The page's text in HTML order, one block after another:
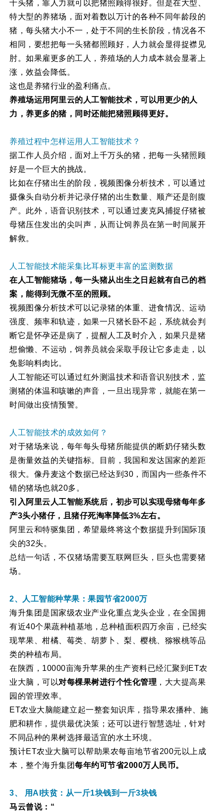
十头猪，靠人力就可以把猪照顾得很好。但是在大型、
特大型的养猪场，面对着数以万计的各种不同年龄段的
猪，每头猪大小不一，处于不同的生长阶段，情况各不
相同，要想把每一头猪都照顾好，人力就会显得捉襟见
肘。如果雇更多的工人，养殖场的人力成本就会显著上
涨，效益会降低。
这也是养猪行业的盈利痛点。
养殖场运用阿里云的人工智能技术，可以用更少的人
力，养更多的猪，同时还能把猪照顾得更好。
养殖过程中怎样运用人工智能技术？
据工作人员介绍，面对上千万头的猪，把每一头猪照顾
好是一个巨大的挑战。
比如在仔猪出生的阶段，视频图像分析技术，可以通过
摄像头自动分析并记录仔猪的出生数量、顺产还是剖腹
产。此外，语音识别技术，可以通过麦克风捕捉仔猪被
母猪压住发出的尖叫声，从而让饲养员在第一时间展开
解救。
人工智能技术能采集比耳标更丰富的监测数据
在人工智能猪场，每一头猪从出生之日起就有自己的档
案，能得到无微不至的照顾。
视频图像分析技术可以记录猪的体重、进食情况、运动
强度、频率和轨迹，如果一只猪长卧不起，系统就会判
断它是怀孕还是病了，提醒人工及时介入，如果只是猪
想偷懒、不运动，饲养员就会采取手段让它多走走，以
免影响料肉比。
人工智能还可以通过红外测温技术和语音识别技术，监
测猪的体温和咳嗽的声音，一旦出现异常，就能在第一
时间做出疫情预警。
人工智能技术的成效如何？
对于猪场来说，每年每头母猪所能提供的断奶仔猪头数
是衡量效益的关键指标。目前，我国和发达国家的差距
很大。像丹麦这个数据已经达到30，而国内一些条件不
错的猪场也就20多。
引入阿里云人工智能系统后，初步可以实现母猪每年多
产3头小猪仔，且猪仔死淘率降低3%左右。
阿里云和特驱集团，希望最终将这个数据提升到国际顶
尖的32头。
总结一句话，不仅猪场需要互联网巨头，巨头也需要猪
场。
2、人工智能种苹果：果园节省2000万
海升集团是国家级农业产业化重点龙头企业，在全国拥
有近40个果蔬种植基地，总种植面积四万余亩，已经实
现苹果、柑橘、莓类、胡萝卜、梨、樱桃、猕猴桃等品
类的种植布局。
在陕西，10000亩海升苹果的生产资料已经汇聚到ET农
业大脑，可以对每棵果树进行个性化管理 ，大大提高果
园的管理效率。
ET农业大脑能建立起一整套知识库，指导果农播种、施
肥和耕作，提供最优决策；还可以进行智慧选址，针对
不同品种的果树选择最适宜的水土环境。
预计ET农业大脑可以帮助果农每亩地节省200元以上成
本，整个海升集团每年约可节省2000万人民币。
3、 用AI扶贫：从一斤1块钱到一斤3块钱
马云曾说：“